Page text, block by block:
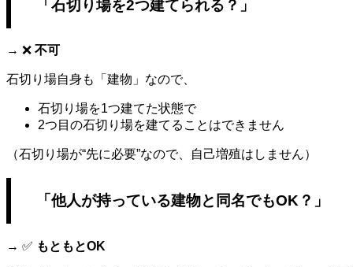
「石切り場を2つ建てられる？」
→ ❌ 不可
石切り場自身も「建物」なので、
石切り場を1つ建てた状態で
2つ目の石切り場を建てることはできません
（石切り場が“先に必要”なので、自己増殖はしません）
「他人が持っている建物と同名でもOK？」
→ ✅ もともとOK